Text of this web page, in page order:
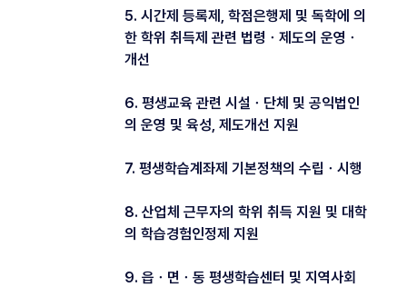
5. 시간제 등록제, 학점은행제 및 독학에 의
한 학위 취득제 관련 법령ㆍ제도의 운영ㆍ
개선
6. 평생교육 관련 시설ㆍ단체 및 공익법인
의 운영 및 육성, 제도개선 지원
7. 평생학습계좌제 기본정책의 수립ㆍ시행
8. 산업체 근무자의 학위 취득 지원 및 대학
의 학습경험인정제 지원
9. 읍ㆍ면ㆍ동 평생학습센터 및 지역사회